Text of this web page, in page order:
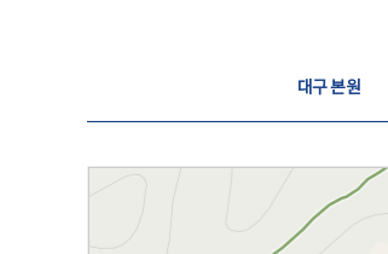
대구 본원